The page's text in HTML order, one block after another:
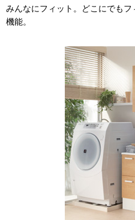
みんなにフィット。どこにでも
機能。